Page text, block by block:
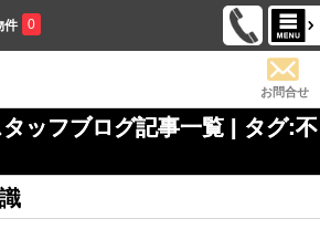
件 0
お問合せ
ッフブログ記事一覧 | タグ:不